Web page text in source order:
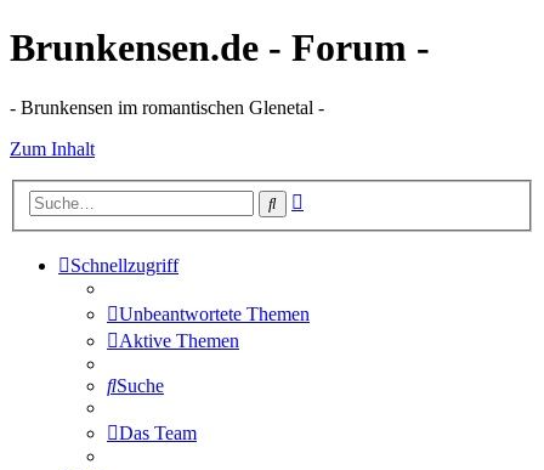
Brunkensen.de - Forum -
- Brunkensen im romantischen Glenetal -
Zum Inhalt
Suche
Schnellzugriff
Unbeantwortete Themen
Aktive Themen
Suche
Das Team